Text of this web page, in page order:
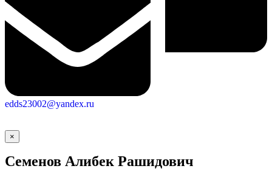
edds23002@yandex.ru
×
Семенов Алибек Рашидович